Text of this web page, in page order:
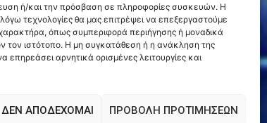
ή/και την πρόσβαση σε πληροφορίες συσκευών. Η
τεχνολογίες θα μας επιτρέψει να επεξεργαστούμε
όπως συμπεριφορά περιήγησης ή μοναδικά
τον ιστότοπο. Η μη συγκατάθεση ή η ανάκληση της
επηρεάσει αρνητικά ορισμένες λειτουργίες και
ΔΕΝ ΑΠΟΔΈΧΟΜΑΙ ΠΡΟΒΟΛΉ ΠΡΟΤΙΜΉΣΕΩΝ